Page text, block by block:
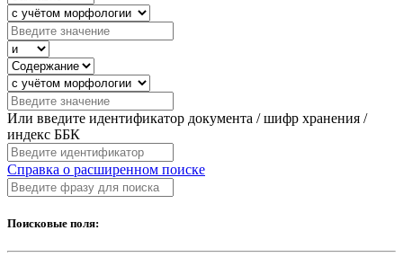
Или введите идентификатор документа / шифр хранения /
индекс ББК
Справка о расширенном поиске
Поисковые поля: